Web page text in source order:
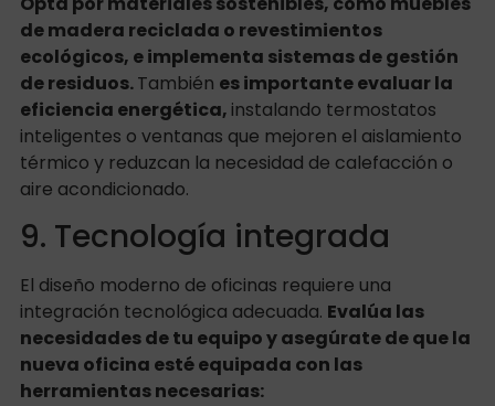
de madera reciclada o revestimientos
ecológicos, e implementa sistemas de gestión
de residuos.También es importante evaluar la
eficiencia energética, instalando termostatos
inteligentes o ventanas que mejoren el aislamiento
térmico y reduzcan la necesidad de calefacción o
aire acondicionado.
9. Tecnología integrada
El diseño moderno de oficinas requiere una
integración tecnológica adecuada. Evalúa las
necesidades de tu equipo y asegúrate de que la
nueva oficina esté equipada con las
herramientas necesarias: